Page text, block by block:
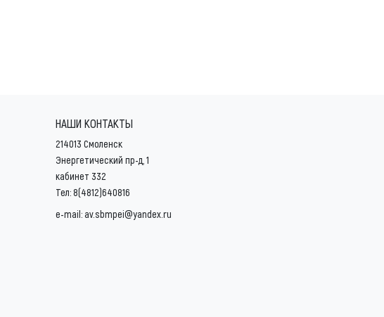
НАШИ КОНТАКТЫ
214013 Смоленск
Энергетический пр-д, 1
кабинет 332
Тел:8(4812)640816
e-mail:av.sbmpei@yandex.ru